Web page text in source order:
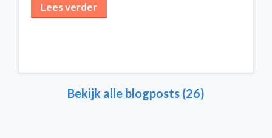
Lees verder
Bekijk alle blogposts (26)